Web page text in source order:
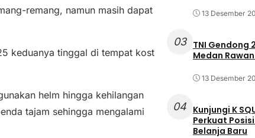
remang, namun masih dapat
keduanya tinggal di tempat kost
helm hingga kehilangan
tajam sehingga mengalami
13 Desember
03
TNI Gendong
Medan
13 Desember
04 Kunjungi K
Perkuat
Belanja Baru